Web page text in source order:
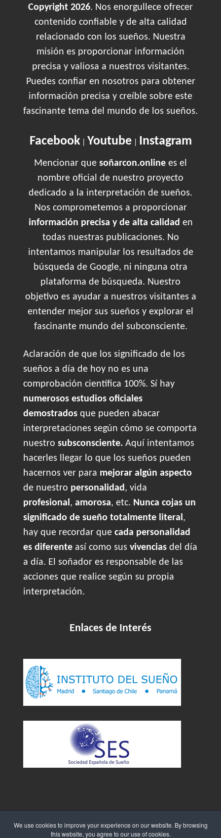
We use cookies to improve your experience on our website. By browsing
this website, you agree to our use of cookies.
Copyright 2026. Nos enorgullece ofrecer
contenido confiable y de alta calidad
relacionado con los sueños. Nuestra
misión es proporcionar información
precisa y valiosa a nuestros visitantes.
Puedes confiar en nosotros para obtener
información precisa y creíble sobre este
fascinante tema del mundo de los sueños.
Facebook| Youtube| Instagram
Mencionar que soñarcon.online es el
nombre oficial de nuestro proyecto
dedicado a la interpretación de sueños.
Nos comprometemos a proporcionar
información precisa y de alta calidad en
todas nuestras publicaciones. No
intentamos manipular los resultados de
búsqueda de Google, ni ninguna otra
plataforma de búsqueda. Nuestro
objetivo es ayudar a nuestros visitantes a
entender mejor sus sueños y explorar el
fascinante mundo del subconsciente.
Aclaración de que los significado de los
sueños a día de hoy no es una
comprobación científica 100%. Sí hay
numerosos estudios oficiales
demostrados que pueden abacar
interpretaciones según cómo se comporta
nuestro subsconsciente. Aquí intentamos
hacerles llegar lo que los sueños pueden
hacernos ver para mejorar algún aspecto
de nuestro personalidad, vida
profesional, amorosa, etc. Nunca cojas un
significado de sueño totalmente literal,
hay que recordar que cada personalidad
es diferente así como sus vivencias del día
a día. El soñador es responsable de las
acciones que realice según su propia
interpretación.
Enlaces de Interés